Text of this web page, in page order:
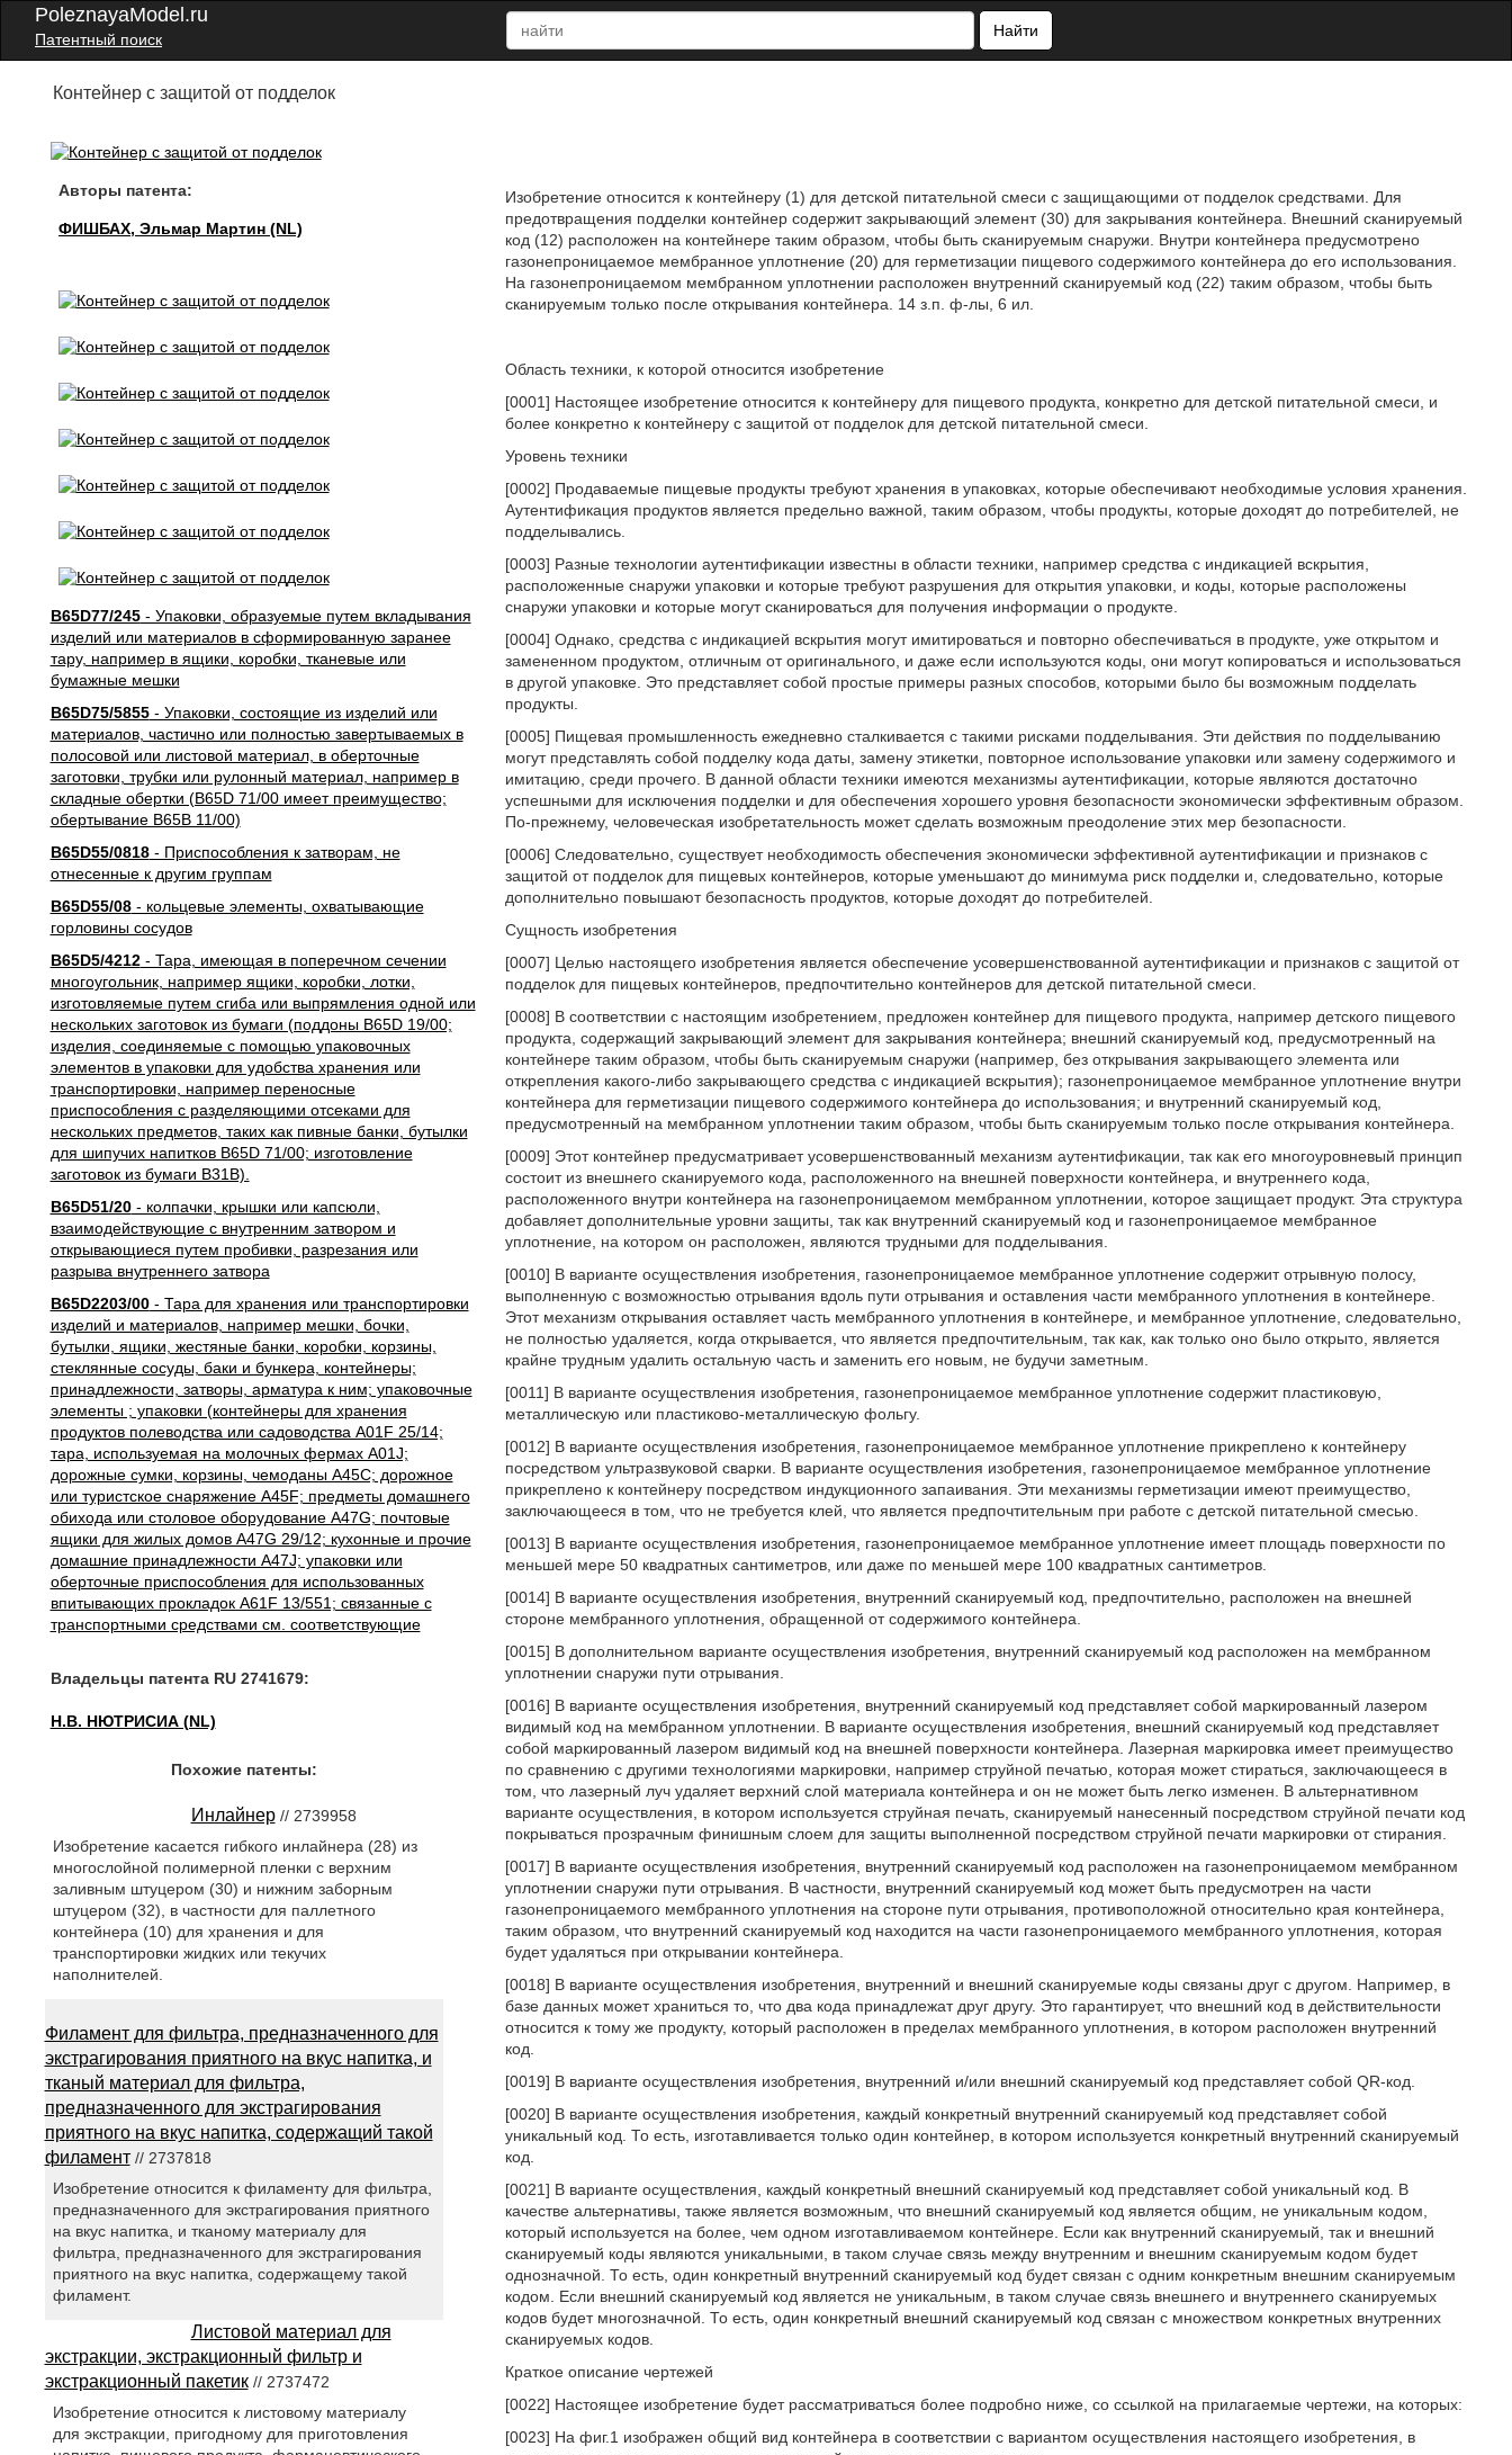
PoleznayaModel.ru
Патентный поиск
Найти
Контейнер с защитой от подделок
Авторы патента:
ФИШБАХ, Эльмар Мартин (NL)
B65D77/245- Упаковки, образуемые путем вкладывания
изделий или материалов в сформированную заранее
тару, например в ящики, коробки, тканевые или
бумажные мешки
B65D75/5855- Упаковки, состоящие из изделий или
материалов, частично или полностью завертываемых в
полосовой или листовой материал, в оберточные
заготовки, трубки или рулонный материал, например в
складные обертки (B65D 71/00 имеет преимущество;
обертывание B65B 11/00)
B65D55/0818- Приспособления к затворам, не
отнесенные к другим группам
B65D55/08- кольцевые элементы, охватывающие
горловины сосудов
B65D5/4212- Тара, имеющая в поперечном сечении
многоугольник, например ящики, коробки, лотки,
изготовляемые путем сгиба или выпрямления одной или
нескольких заготовок из бумаги (поддоны B65D 19/00;
изделия, соединяемые с помощью упаковочных
элементов в упаковки для удобства хранения или
транспортировки, например переносные
приспособления с разделяющими отсеками для
нескольких предметов, таких как пивные банки, бутылки
для шипучих напитков B65D 71/00; изготовление
заготовок из бумаги B31B).
B65D51/20- колпачки, крышки или капсюли,
взаимодействующие с внутренним затвором и
открывающиеся путем пробивки, разрезания или
разрыва внутреннего затвора
B65D2203/00- Тара для хранения или транспортировки
изделий и материалов, например мешки, бочки,
бутылки, ящики, жестяные банки, коробки, корзины,
стеклянные сосуды, баки и бункера, контейнеры;
принадлежности, затворы, арматура к ним; упаковочные
элементы ; упаковки (контейнеры для хранения
продуктов полеводства или садоводства A01F 25/14;
тара, используемая на молочных фермах A01J;
дорожные сумки, корзины, чемоданы A45C; дорожное
или туристское снаряжение A45F; предметы домашнего
обихода или столовое оборудование A47G; почтовые
ящики для жилых домов A47G 29/12; кухонные и прочие
домашние принадлежности A47J; упаковки или
оберточные приспособления для использованных
впитывающих прокладок A61F 13/551; связанные с
транспортными средствами см. соответствующие
Владельцы патента RU 2741679:
Н.В. НЮТРИСИА (NL)
Изобретение относится к контейнеру (1) для детской питательной смеси с защищающими от подделок средствами. Для
предотвращения подделки контейнер содержит закрывающий элемент (30) для закрывания контейнера. Внешний сканируемый
код (12) расположен на контейнере таким образом, чтобы быть сканируемым снаружи. Внутри контейнера предусмотрено
газонепроницаемое мембранное уплотнение (20) для герметизации пищевого содержимого контейнера до его использования.
На газонепроницаемом мембранном уплотнении расположен внутренний сканируемый код (22) таким образом, чтобы быть
сканируемым только после открывания контейнера. 14 з.п. ф-лы, 6 ил.
Область техники, к которой относится изобретение
[0001] Настоящее изобретение относится к контейнеру для пищевого продукта, конкретно для детской питательной смеси, и
более конкретно к контейнеру с защитой от подделок для детской питательной смеси.
Уровень техники
[0002] Продаваемые пищевые продукты требуют хранения в упаковках, которые обеспечивают необходимые условия хранения.
Аутентификация продуктов является предельно важной, таким образом, чтобы продукты, которые доходят до потребителей, не
подделывались.
[0003] Разные технологии аутентификации известны в области техники, например средства с индикацией вскрытия,
расположенные снаружи упаковки и которые требуют разрушения для открытия упаковки, и коды, которые расположены
снаружи упаковки и которые могут сканироваться для получения информации о продукте.
[0004] Однако, средства с индикацией вскрытия могут имитироваться и повторно обеспечиваться в продукте, уже открытом и
замененном продуктом, отличным от оригинального, и даже если используются коды, они могут копироваться и использоваться
в другой упаковке. Это представляет собой простые примеры разных способов, которыми было бы возможным подделать
продукты.
[0005] Пищевая промышленность ежедневно сталкивается с такими рисками подделывания. Эти действия по подделыванию
могут представлять собой подделку кода даты, замену этикетки, повторное использование упаковки или замену содержимого и
имитацию, среди прочего. В данной области техники имеются механизмы аутентификации, которые являются достаточно
успешными для исключения подделки и для обеспечения хорошего уровня безопасности экономически эффективным образом.
По-прежнему, человеческая изобретательность может сделать возможным преодоление этих мер безопасности.
[0006] Следовательно, существует необходимость обеспечения экономически эффективной аутентификации и признаков с
защитой от подделок для пищевых контейнеров, которые уменьшают до минимума риск подделки и, следовательно, которые
дополнительно повышают безопасность продуктов, которые доходят до потребителей.
Сущность изобретения
[0007] Целью настоящего изобретения является обеспечение усовершенствованной аутентификации и признаков с защитой от
подделок для пищевых контейнеров, предпочтительно контейнеров для детской питательной смеси.
[0008] В соответствии с настоящим изобретением, предложен контейнер для пищевого продукта, например детского пищевого
продукта, содержащий закрывающий элемент для закрывания контейнера; внешний сканируемый код, предусмотренный на
контейнере таким образом, чтобы быть сканируемым снаружи (например, без открывания закрывающего элемента или
открепления какого-либо закрывающего средства с индикацией вскрытия); газонепроницаемое мембранное уплотнение внутри
контейнера для герметизации пищевого содержимого контейнера до использования; и внутренний сканируемый код,
предусмотренный на мембранном уплотнении таким образом, чтобы быть сканируемым только после открывания контейнера.
[0009] Этот контейнер предусматривает усовершенствованный механизм аутентификации, так как его многоуровневый принцип
состоит из внешнего сканируемого кода, расположенного на внешней поверхности контейнера, и внутреннего кода,
расположенного внутри контейнера на газонепроницаемом мембранном уплотнении, которое защищает продукт. Эта структура
добавляет дополнительные уровни защиты, так как внутренний сканируемый код и газонепроницаемое мембранное
уплотнение, на котором он расположен, являются трудными для подделывания.
[0010] В варианте осуществления изобретения, газонепроницаемое мембранное уплотнение содержит отрывную полосу,
выполненную с возможностью отрывания вдоль пути отрывания и оставления части мембранного уплотнения в контейнере.
Этот механизм открывания оставляет часть мембранного уплотнения в контейнере, и мембранное уплотнение, следовательно,
не полностью удаляется, когда открывается, что является предпочтительным, так как, как только оно было открыто, является
крайне трудным удалить остальную часть и заменить его новым, не будучи заметным.
[0011] В варианте осуществления изобретения, газонепроницаемое мембранное уплотнение содержит пластиковую,
металлическую или пластиково-металлическую фольгу.
[0012] В варианте осуществления изобретения, газонепроницаемое мембранное уплотнение прикреплено к контейнеру
посредством ультразвуковой сварки. В варианте осуществления изобретения, газонепроницаемое мембранное уплотнение
прикреплено к контейнеру посредством индукционного запаивания. Эти механизмы герметизации имеют преимущество,
заключающееся в том, что не требуется клей, что является предпочтительным при работе с детской питательной смесью.
[0013] В варианте осуществления изобретения, газонепроницаемое мембранное уплотнение имеет площадь поверхности по
меньшей мере 50 квадратных сантиметров, или даже по меньшей мере 100 квадратных сантиметров.
[0014] В варианте осуществления изобретения, внутренний сканируемый код, предпочтительно, расположен на внешней
стороне мембранного уплотнения, обращенной от содержимого контейнера.
[0015] В дополнительном варианте осуществления изобретения, внутренний сканируемый код расположен на мембранном
уплотнении снаружи пути отрывания.
[0016] В варианте осуществления изобретения, внутренний сканируемый код представляет собой маркированный лазером
видимый код на мембранном уплотнении. В варианте осуществления изобретения, внешний сканируемый код представляет
собой маркированный лазером видимый код на внешней поверхности контейнера. Лазерная маркировка имеет преимущество
по сравнению с другими технологиями маркировки, например струйной печатью, которая может стираться, заключающееся в
том, что лазерный луч удаляет верхний слой материала контейнера и он не может быть легко изменен. В альтернативном
варианте осуществления, в котором используется струйная печать, сканируемый нанесенный посредством струйной печати код
покрываться прозрачным финишным слоем для защиты выполненной посредством струйной печати маркировки от стирания.
[0017] В варианте осуществления изобретения, внутренний сканируемый код расположен на газонепроницаемом мембранном
уплотнении снаружи пути отрывания. В частности, внутренний сканируемый код может быть предусмотрен на части
газонепроницаемого мембранного уплотнения на стороне пути отрывания, противоположной относительно края контейнера,
таким образом, что внутренний сканируемый код находится на части газонепроницаемого мембранного уплотнения, которая
будет удаляться при открывании контейнера.
[0018] В варианте осуществления изобретения, внутренний и внешний сканируемые коды связаны друг с другом. Например, в
базе данных может храниться то, что два кода принадлежат друг другу. Это гарантирует, что внешний код в действительности
относится к тому же продукту, который расположен в пределах мембранного уплотнения, в котором расположен внутренний
код.
[0019] В варианте осуществления изобретения, внутренний и/или внешний сканируемый код представляет собой QR-код.
[0020] В варианте осуществления изобретения, каждый конкретный внутренний сканируемый код представляет собой
уникальный код. То есть, изготавливается только один контейнер, в котором используется конкретный внутренний сканируемый
код.
[0021] В варианте осуществления, каждый конкретный внешний сканируемый код представляет собой уникальный код. В
качестве альтернативы, также является возможным, что внешний сканируемый код является общим, не уникальным кодом,
который используется на более, чем одном изготавливаемом контейнере. Если как внутренний сканируемый, так и внешний
сканируемый коды являются уникальными, в таком случае связь между внутренним и внешним сканируемым кодом будет
однозначной. То есть, один конкретный внутренний сканируемый код будет связан с одним конкретным внешним сканируемым
кодом. Если внешний сканируемый код является не уникальным, в таком случае связь внешнего и внутреннего сканируемых
кодов будет многозначной. То есть, один конкретный внешний сканируемый код связан с множеством конкретных внутренних
сканируемых кодов.
Краткое описание чертежей
[0022] Настоящее изобретение будет рассматриваться более подробно ниже, со ссылкой на прилагаемые чертежи, на которых:
[0023] На фиг.1 изображен общий вид контейнера в соответствии с вариантом осуществления настоящего изобретения, в
Похожие патенты:
Инлайнер// 2739958
Изобретение касается гибкого инлайнера (28) из
многослойной полимерной пленки с верхним
заливным штуцером (30) и нижним заборным
штуцером (32), в частности для паллетного
контейнера (10) для хранения и для
транспортировки жидких или текучих
наполнителей.
Филамент для фильтра, предназначенного для
экстрагирования приятного на вкус напитка, и
тканый материал для фильтра,
предназначенного для экстрагирования
приятного на вкус напитка, содержащий такой
филамент// 2737818
Изобретение относится к филаменту для фильтра,
предназначенного для экстрагирования приятного
на вкус напитка, и тканому материалу для
фильтра, предназначенного для экстрагирования
приятного на вкус напитка, содержащему такой
филамент.
Листовой материал для
экстракции, экстракционный фильтр и
экстракционный пакетик// 2737472
Изобретение относится к листовому материалу
для экстракции, пригодному для приготовления